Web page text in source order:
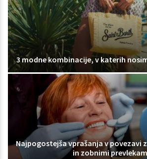
3 modne kombinacije, v katerih
Najpogostejša vprašanja v povezavi
in zobnimi